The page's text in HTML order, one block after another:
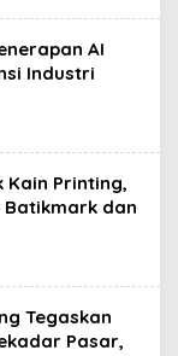
AI
Industri
Kain Printing,
Batikmark dan
Tegaskan
Pasar,